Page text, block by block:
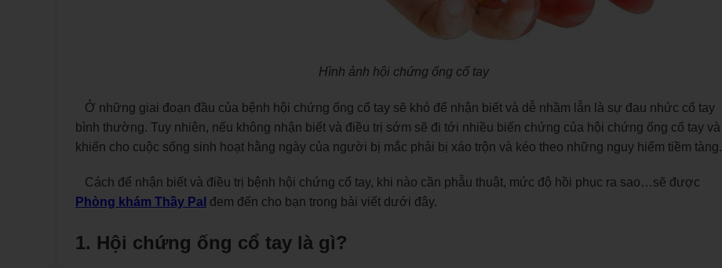
Hình ảnh hội chứng ống cổ tay
Ở những giai đoạn đầu của bệnh hội chứng ống cổ tay sẽ khó để nhận biết và dễ nhầm lẫn là sự đau nhức cổ tay
bình thường. Tuy nhiên, nếu không nhận biết và điều trị sớm sẽ đi tới nhiều biến chứng của hội chứng ống cổ tay và
khiến cho cuộc sống sinh hoạt hằng ngày của người bị mắc phải bị xáo trộn và kéo theo những nguy hiểm tiềm tàng.
Cách để nhận biết và điều trị bệnh hội chứng cổ tay, khi nào cần phẫu thuật, mức độ hồi phục ra sao…sẽ được
Phòng khám Thầy Pal đem đến cho bạn trong bài viết dưới đây.
1. Hội chứng ống cổ tay là gì?